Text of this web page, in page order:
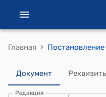
Главная ›
Документ
Редакция